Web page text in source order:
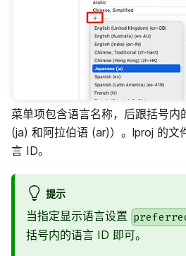
菜单项包含语言名称，后跟括号
(ja) 和阿拉伯语 (ar)）。lproj 的文
言 ID。
提示
当指定显示语言设置
括号内的语言 ID 即可。